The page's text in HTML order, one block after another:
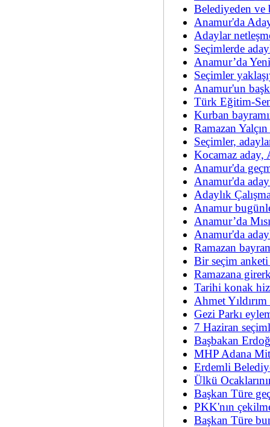
Belediyeden ve
Anamur'da
Adaylar
Seçimlerde
Anamur’da
Seçimler
Anamur'un
Türk Eğitim-
Kurban
Ramazan
Seçimler,
Kocamaz aday,
Anamur'da
Anamur'da
Adaylık
Anamur
Anamur’da
Anamur'da
Ramazan
Bir seçim
Ramazana
Tarihi konak
Ahmet
Gezi Parkı
7 Haziran
Başbakan
MHP Adana
Erdemli
Ülkü
Başkan Türe
PKK'nın
Başkan Türe